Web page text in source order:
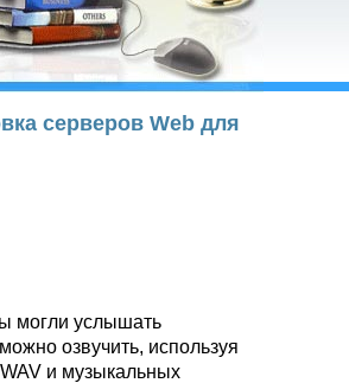
серверов Web для
могли услышать
озвучить, используя
и музыкальных